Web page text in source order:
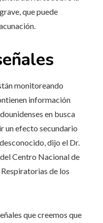
que puede
monitoreando
información
en busca
un efecto secundario
dijo el Dr.
Centro Nacional de
de los
que creemos que